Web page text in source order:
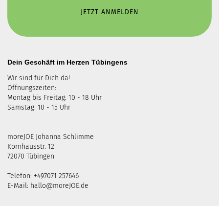
Dein Geschäft im Herzen Tübingens
Wir sind für Dich da!
Öffnungszeiten:
Montag bis Freitag: 10 - 18 Uhr
Samstag: 10 - 15 Uhr
moreJOE Johanna Schlimme
Kornhausstr. 12
72070 Tübingen
Telefon: +497071 257646
E-Mail: hallo@moreJOE.de